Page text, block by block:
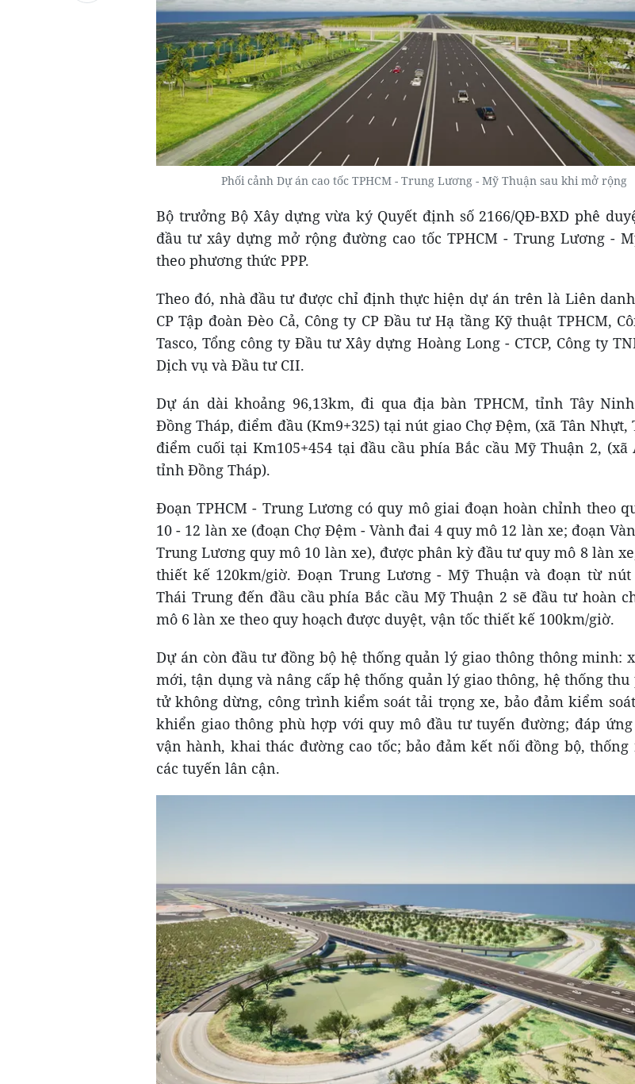
Phối cảnh Dự án cao tốc TPHCM - Trung Lương - Mỹ Thuận sau khi mở rộng
Bộ trưởng Bộ Xây dựng vừa ký Quyết định số 2166/QĐ-BXD phê
đầu tư xây dựng mở rộng đường cao tốc TPHCM - Trung Lương -
theo phương thức PPP.
Theo đó, nhà đầu tư được chỉ định thực hiện dự án trên là Liên
CP Tập đoàn Đèo Cả, Công ty CP Đầu tư Hạ tầng Kỹ thuật TPHCM,
Tasco, Tổng công ty Đầu tư Xây dựng Hoàng Long - CTCP, Công ty
Dịch vụ và Đầu tư CII.
Dự án dài khoảng 96,13km, đi qua địa bàn TPHCM, tỉnh Tây
Đồng Tháp, điểm đầu (Km9+325) tại nút giao Chợ Đệm, (xã Tân Nhựt,
điểm cuối tại Km105+454 tại đầu cầu phía Bắc cầu Mỹ Thuận 2, (xã
tỉnh Đồng Tháp).
Đoạn TPHCM - Trung Lương có quy mô giai đoạn hoàn chỉnh theo
10 - 12 làn xe (đoạn Chợ Đệm - Vành đai 4 quy mô 12 làn xe; đoạn
Trung Lương quy mô 10 làn xe), được phân kỳ đầu tư quy mô 8 làn
thiết kế 120km/giờ. Đoạn Trung Lương - Mỹ Thuận và đoạn từ nút
Thái Trung đến đầu cầu phía Bắc cầu Mỹ Thuận 2 sẽ đầu tư hoàn
mô 6 làn xe theo quy hoạch được duyệt, vận tốc thiết kế 100km/giờ.
Dự án còn đầu tư đồng bộ hệ thống quản lý giao thông thông minh:
mới, tận dụng và nâng cấp hệ thống quản lý giao thông, hệ thống
tử không dừng, công trình kiểm soát tải trọng xe, bảo đảm kiểm
khiển giao thông phù hợp với quy mô đầu tư tuyến đường; đáp ứng
vận hành, khai thác đường cao tốc; bảo đảm kết nối đồng bộ,
các tuyến lân cận.